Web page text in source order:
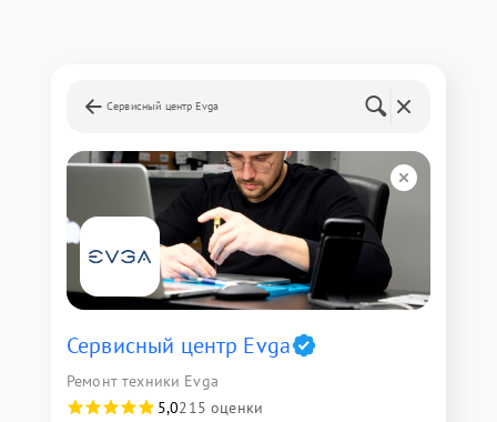
Сервисный центр Evga
Сервисный центр Evga
Ремонт техники Evga
5,0215 оценки